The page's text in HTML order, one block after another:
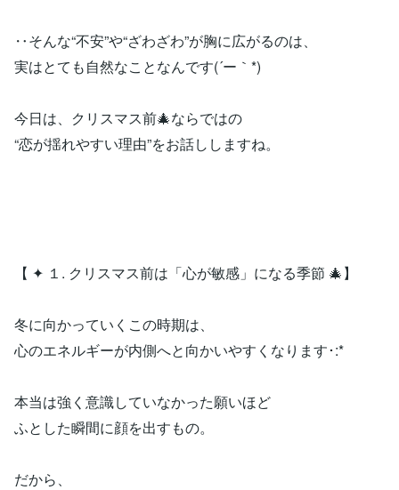
‥そんな“不安”や“ざわざわ”が胸に広がるのは、
実はとても自然なことなんです(´ー｀*)
今日は、クリスマス前🎄ならではの
“恋が揺れやすい理由”をお話ししますね。
【 ✦ １. クリスマス前は「心が敏感」になる季節 🎄】
冬に向かっていくこの時期は、
心のエネルギーが内側へと向かいやすくなります･:*
本当は強く意識していなかった願いほど
ふとした瞬間に顔を出すもの。
だから、